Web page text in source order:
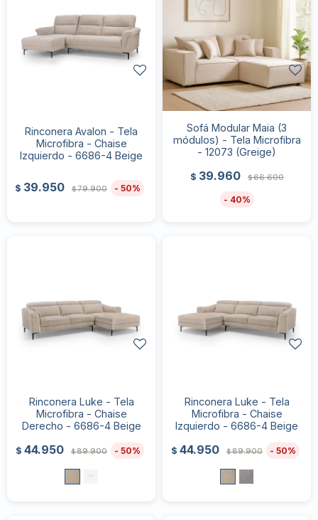
Rinconera Avalon - Tela
Microfibra - Chaise
Izquierdo - 6686-4 Beige
$ 39.950 $79.900 50
Sofá Modular Maia (3
módulos) - Tela Microfibra
- 12073 (Greige)
$ 39.960 $66.600
40
Rinconera Luke - Tela
Microfibra - Chaise
Derecho - 6686-4 Beige
$ 44.950 $89.900 50
Rinconera Luke - Tela
Microfibra - Chaise
Izquierdo - 6686-4 Beige
$ 44.950 $89.900 50